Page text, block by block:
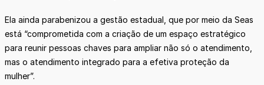
Ela ainda parabenizou a gestão estadual, que por meio da Seas
está “comprometida com a criação de um espaço estratégico
para reunir pessoas chaves para ampliar não só o atendimento,
mas o atendimento integrado para a efetiva proteção da
mulher”.